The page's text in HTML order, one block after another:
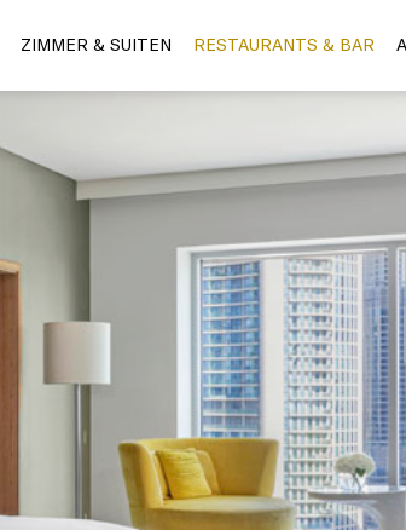
ZIMMER & SUITEN RESTAURANTS & BAR